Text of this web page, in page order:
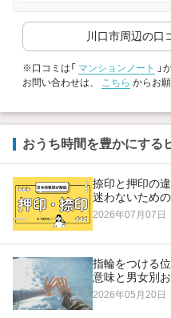
川口市周辺の口
※口コミは「 マンションノート
」
お問い合わせは、 こちら からお願
おうち時間を豊かにする
捺印と押印の
迷わないため
2026年07月07日
指輪をつける
意味と男女別
2026年05月20日